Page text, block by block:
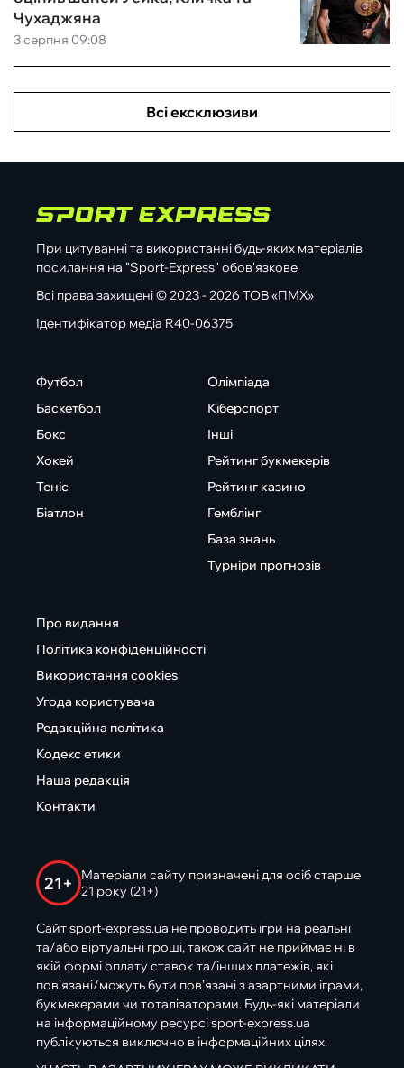
3 серпня 09:08
Чухаджяна
Всі ексклюзиви
При цитуванні та використанні будь-яких матеріалів
посилання на "Sport-Express" обов'язкове
Всі права захищені © 2023 - 2026 ТОВ «ПМХ»
Ідентифікатор медіа R40-06375
Футбол
Баскетбол
Бокс
Хокей
Теніс
Біатлон
Олімпіада
Кіберспорт
Інші
Рейтинг букмекерів
Рейтинг казино
Гемблінг
База знань
Турніри прогнозів
Про видання
Політика конфіденційності
Використання cookies
Угода користувача
Редакційна політика
Кодекс етики
Наша редакція
Контакти
21+
Матеріали сайту призначені для осіб старше
21 року (21+)
Сайт sport-express.ua не проводить ігри на реальні
та/або віртуальні гроші, також сайт не приймає ні в
якій формі оплату ставок та/інших платежів, які
пов’язані/можуть бути пов’язані з азартними іграми,
букмекерами чи тоталізаторами. Будь-які матеріали
на інформаційному ресурсі sport-express.ua
публікуються виключно в інформаційних цілях.